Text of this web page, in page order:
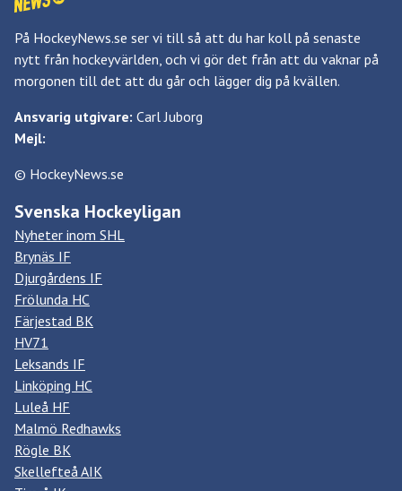
På HockeyNews.se ser vi till så att du har koll på senaste
nytt från hockeyvärlden, och vi gör det från att du vaknar på
morgonen till det att du går och lägger dig på kvällen.
Ansvarig utgivare: Carl Juborg
Mejl:
© HockeyNews.se
Svenska Hockeyligan
Nyheter inom SHL
Brynäs IF
Djurgårdens IF
Frölunda HC
Färjestad BK
HV71
Leksands IF
Linköping HC
Luleå HF
Malmö Redhawks
Rögle BK
Skellefteå AIK